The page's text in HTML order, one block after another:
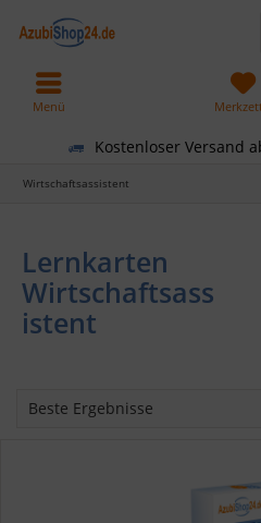
Kostenloser Versand
Menü
Wirtschaftsassistent
Lernkarten
Wirtschaftsass
istent
Weiterbildung